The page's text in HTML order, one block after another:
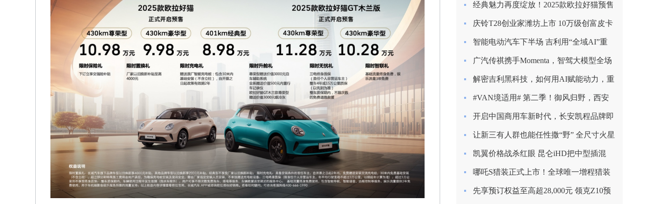
（1985-1993）
经典魅力再度绽放！2025款欧拉好猫预售
启程，8.98万元起！
庆铃T28创业家潍坊上市 10万级创富皮卡
再树标杆
智能电动汽车下半场 吉利用“全域AI”重
塑安全边界
广汽传祺携手Momenta，智驾大模型全场
景落地
解密吉利黑科技，如何用AI赋能动力，重
新定义混动节能？
#VAN境适用# 第二季！御风归野，西安
房车之旅
开启中国商用车新时代，长安凯程品牌即
将焕新启航
让新三有人群也能任性撒“野” 全尺寸火星
9越野版渲染图曝光
凯翼价格战杀红眼 昆仑iHD把中型插混
SUV杀到9.99万
哪吒S猎装正式上市！全球唯一增程猎装
轿车起售价15.99万
先享预订权益至高超28,000元 领克Z10预